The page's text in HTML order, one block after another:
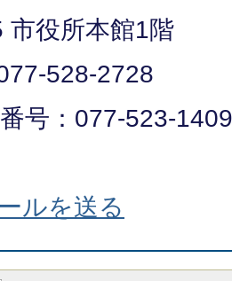
市役所本館1階
528-2728
号：077-523-1409
ルを送る